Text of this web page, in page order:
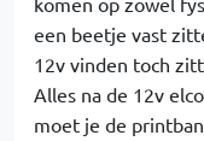
een beetje vast
12v vinden toch
Alles na de 12v
moet je de